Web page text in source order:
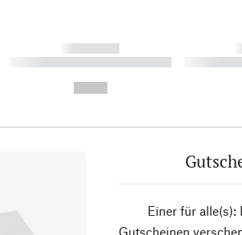
------------
----------- ----------- ----------
Einer für alle(s):
Gutscheinen